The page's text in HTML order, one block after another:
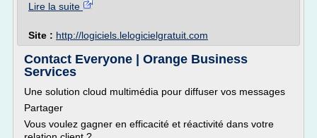
Lire la suite
Site : http://logiciels.lelogicielgratuit.com
Contact Everyone | Orange Business
Services
Une solution cloud multimédia pour diffuser vos messages
Partager
Vous voulez gagner en efficacité et réactivité dans votre